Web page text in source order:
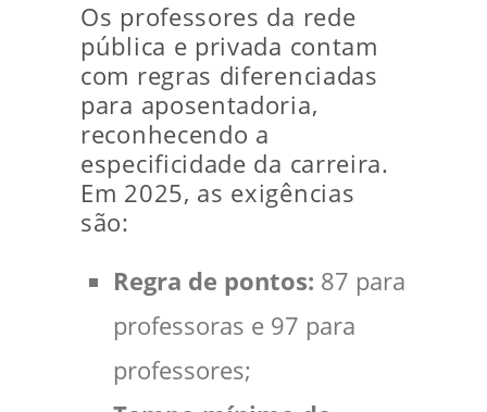
Os professores da rede
pública e privada contam
com regras diferenciadas
para aposentadoria,
reconhecendo a
especificidade da carreira.
Em 2025, as exigências
são:
Regra de pontos: 87 para
professoras e 97 para
professores;